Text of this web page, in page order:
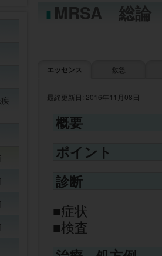
MRSA 総論
エッセンス 救急
最終更新日: 2016年11月08日
概要
ポイント
診断
症状
検査